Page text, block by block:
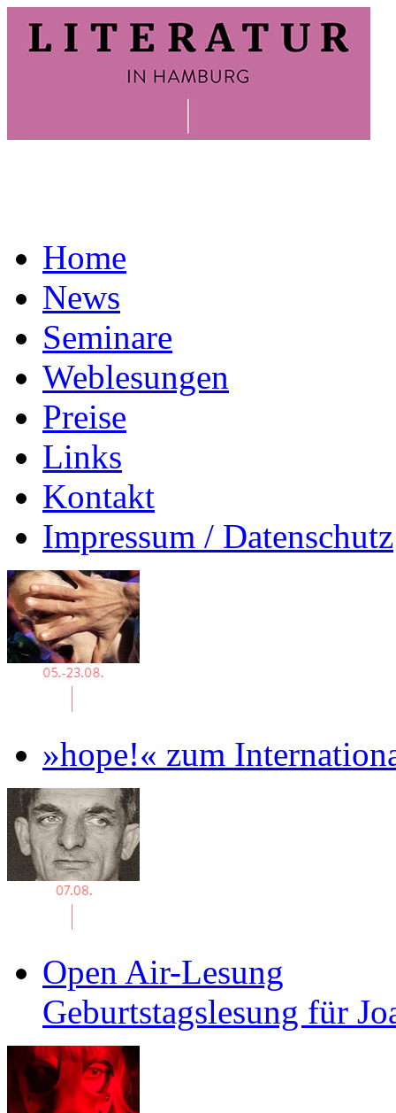
Home
News
Seminare
Weblesungen
Preise
Links
Kontakt
Impressum / Datenschutz
»hope!« zum
Open Air-Lesung
Geburtstagslesung für